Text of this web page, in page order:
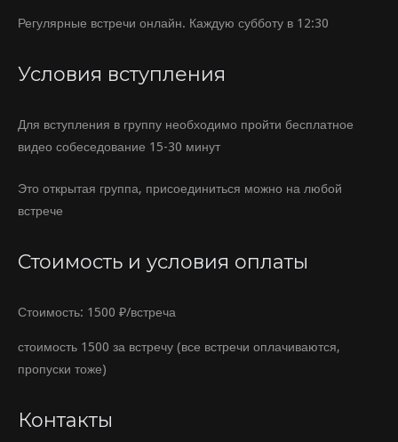
Регулярные встречи онлайн. Каждую субботу в 12:30
Условия вступления
Для вступления в группу необходимо пройти бесплатное
видео собеседование 15-30 минут
Это открытая группа, присоединиться можно на любой
встрече
Стоимость и условия оплаты
Стоимость: 1500 ₽/встреча
стоимость 1500 за встречу (все встречи оплачиваются,
пропуски тоже)
Контакты